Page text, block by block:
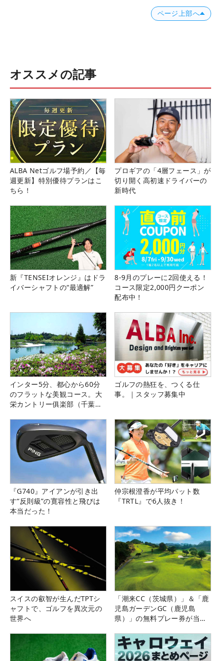
ページ上部へ
オススメの記事
ALBA Netゴルフ場予約／【毎
週更新】特別優待プランはこ
ちら！
プロギアの「4層フェース」が
切り開く高初速ドライバーの
新時代
新『TENSEIオレンジ』はドラ
イバーシャフトの“最適解”
8-9月のプレーに2回使える！
コース限定2,000円クーポン
配布中！
インター5分、都心から60分
のフラットな美観コース。大
栄カントリー俱楽部（千葉
ゴルフの熱狂を、つくる仕
事。｜スタッフ募集中
『G740』アイアンが引き出
す“反則級”の寛容性と飛びは
本当だった！
仲宗根澄香が平均パット数
『TRTL』で6人抜き！
スイスの叡智が生んだTPTシ
ャフトで、ゴルフを異次元の
世界へ
「潮来CC（茨城県）」＆「鹿
児島ガーデンGC（鹿児島
県）」の無料プレー券が当た